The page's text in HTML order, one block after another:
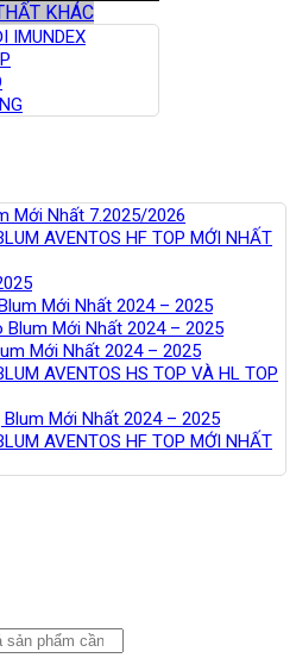
KHÁC
IMUNDEX
Mới Nhất 7.2025/2026
AVENTOS HF TOP MỚI NHẤT
Mới Nhất 2024 – 2025
Blum Mới Nhất 2024 – 2025
Mới Nhất 2024 – 2025
AVENTOS HS TOP VÀ HL TOP
Mới Nhất 2024 – 2025
AVENTOS HF TOP MỚI NHẤT